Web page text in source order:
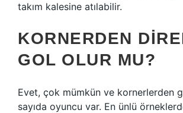
takım kalesine atılabilir.
KORNERDEN
GOL OLUR MU?
Evet, çok mümkün ve kornerlerden
sayıda oyuncu var. En ünlü